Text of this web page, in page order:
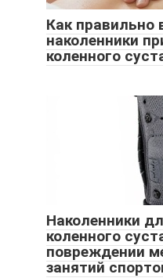
Как правильно
наколенники
коленного
Наколенники
коленного
повреждении
занятий